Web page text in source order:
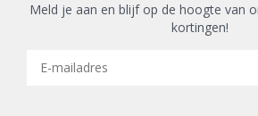
Meld je aan en blijf op de hoogte van
kortingen!